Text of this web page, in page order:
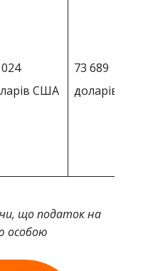
США
73 689
доларів
що податок на
особою